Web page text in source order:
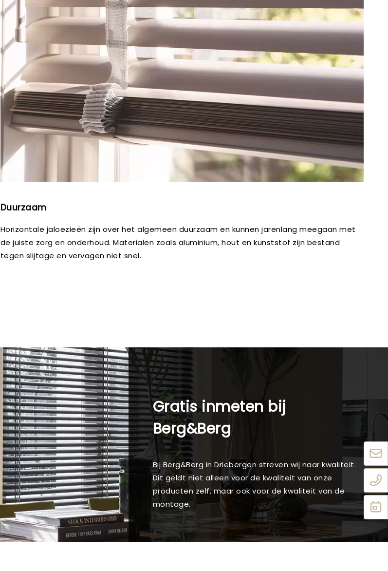
Duurzaam
Horizontale jaloezieën zijn over het algemeen duurzaam en kunnen jarenlang meegaan met
de juiste zorg en onderhoud. Materialen zoals aluminium, hout en kunststof zijn bestand
tegen slijtage en vervagen niet snel.
Gratis inmeten bij
Berg&Berg
Bij Berg&Berg in Driebergen streven wij naar kwaliteit.
Dit geldt niet alleen voor de kwaliteit van onze
producten zelf, maar ook voor de kwaliteit van de
montage.